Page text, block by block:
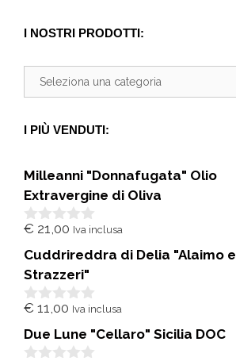
I NOSTRI PRODOTTI:
I PIÙ VENDUTI:
Milleanni "Donnafugata" Olio
Extravergine di Oliva
0
u
5
€ 21,00 Iva inclusa
Cuddrireddra di Delia "Alaimo e
Strazzeri"
0
u
5
€ 11,00 Iva inclusa
Due Lune "Cellaro" Sicilia DOC